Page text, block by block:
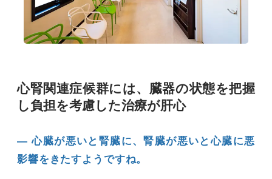
心腎関連症候群には、臓器の状態を把握
し負担を考慮した治療が肝心
― 心臓が悪いと腎臓に、腎臓が悪いと心臓に悪
影響をきたすようですね。